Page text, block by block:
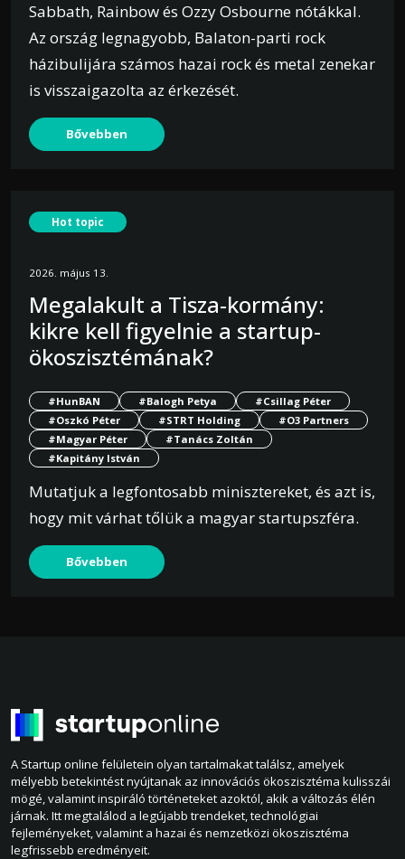
Sabbath, Rainbow és Ozzy Osbourne nótákkal.
Az ország legnagyobb, Balaton-parti rock
házibulijára számos hazai rock és metal zenekar
is visszaigazolta az érkezését.
Bővebben
Hot topic
2026. május 13.
Megalakult a Tisza-kormány:
kikre kell figyelnie a startup-
ökoszisztémának?
#HunBAN #Balogh Petya
#Csillag Péter
#Oszkó Péter
#STRT Holding
#O3 Partners
#Magyar Péter
#Tanács Zoltán
#Kapitány István
Mutatjuk a legfontosabb minisztereket, és azt is,
hogy mit várhat tőlük a magyar startupszféra.
Bővebben
A Startup online felületein olyan tartalmakat találsz, amelyek
mélyebb betekintést nyújtanak az innovációs ökoszisztéma kulisszái
mögé, valamint inspiráló történeteket azoktól, akik a változás élén
járnak. Itt megtalálod a legújabb trendeket, technológiai
fejleményeket, valamint a hazai és nemzetközi ökoszisztéma
legfrissebb eredményeit.